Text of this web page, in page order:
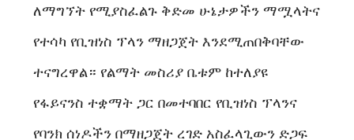
ለማግኘት የሚያስፈልጉ ቅድመ ሁኔታዎችን ማሟላትና
የተሳካ የቢዝነስ ፕላን ማዘጋጀት እንደሚጠበቅባቸው
ተናግረዋል። የልማት መስሪያ ቤቱም ከተለያዩ
የፋይናንስ ተቋማት ጋር በመተባበር የቢዝነስ ፕላንና
የባንክ ሰነዶችን በማዘጋጀት ረገድ አስፈላጊውን ድጋፍ